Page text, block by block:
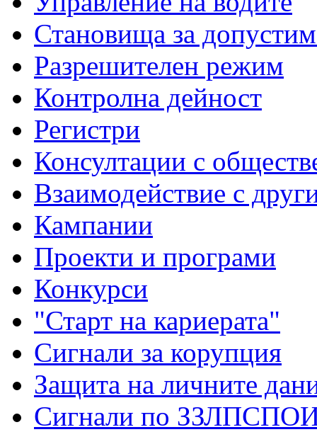
Становища за
Разрешителен режим
Контролна дейност
Регистри
Консултации с
Взаимодействие с
Кампании
Проекти и програми
Конкурси
"Старт на кариерата"
Сигнали за корупция
Защита на личните
Сигнали по